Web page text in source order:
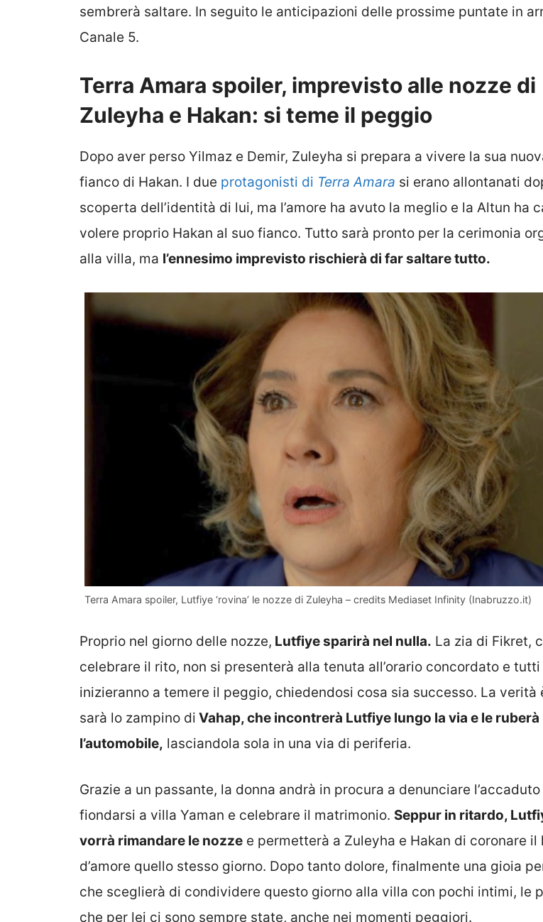
sembrerà saltare. In seguito le anticipazioni delle prossime puntate in
Canale 5.
Terra Amara spoiler, imprevisto alle nozze di
Zuleyha e Hakan: si teme il peggio
Dopo aver perso Yilmaz e Demir, Zuleyha si prepara a vivere la sua
fianco di Hakan. I due protagonisti di Terra Amara si erano allontanati
scoperta dell’identità di lui, ma l’amore ha avuto la meglio e la Altun ha
volere proprio Hakan al suo fianco. Tutto sarà pronto per la cerimonia
alla villa, ma l’ennesimo imprevisto rischierà di far saltare tutto.
Terra Amara spoiler, Lutfiye ‘rovina’ le nozze di Zuleyha – credits Mediaset Infinity (Inabruzzo.it)
Proprio nel giorno delle nozze, Lutfiye sparirà nel nulla. La zia di Fikret,
celebrare il rito, non si presenterà alla tenuta all’orario concordato e tutti
inizieranno a temere il peggio, chiedendosi cosa sia successo. La verità
sarà lo zampino di Vahap, che incontrerà Lutfiye lungo la via e le ruberà
l’automobile, lasciandola sola in una via di periferia.
Grazie a un passante, la donna andrà in procura a denunciare
fiondarsi a villa Yaman e celebrare il matrimonio. Seppur in ritardo,
vorrà rimandare le nozze e permetterà a Zuleyha e Hakan di coronare il
d’amore quello stesso giorno. Dopo tanto dolore, finalmente una gioia
che sceglierà di condividere questo giorno alla villa con pochi intimi, le
che per lei ci sono sempre state, anche nei momenti peggiori.